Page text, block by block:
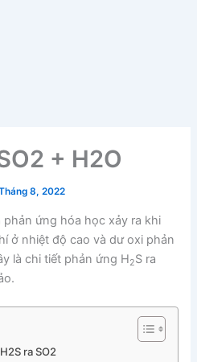
+ H2O
8, 2022
ứng hóa học xảy ra khi
ở nhiệt độ cao và dư oxi phản
là chi tiết phản ứng H2S ra
ra SO2